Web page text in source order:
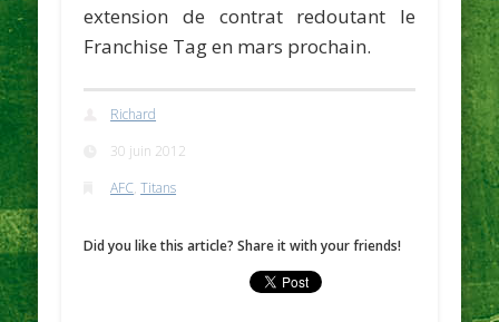
extension de contrat redoutant le
Franchise Tag en mars prochain.
Richard
30 juin 2012
AFC,Titans
Did you like this article? Share it with your friends!